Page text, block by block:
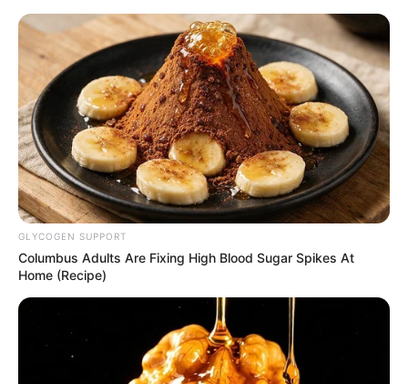
HOME
INSPIRASI
STYLE
FILM &
SERIES
NGAKAK
QUOTES
HYPE
MORE
GLYCOGEN SUPPORT
Columbus Adults Are Fixing High Blood Sugar Spikes At
Home (Recipe)